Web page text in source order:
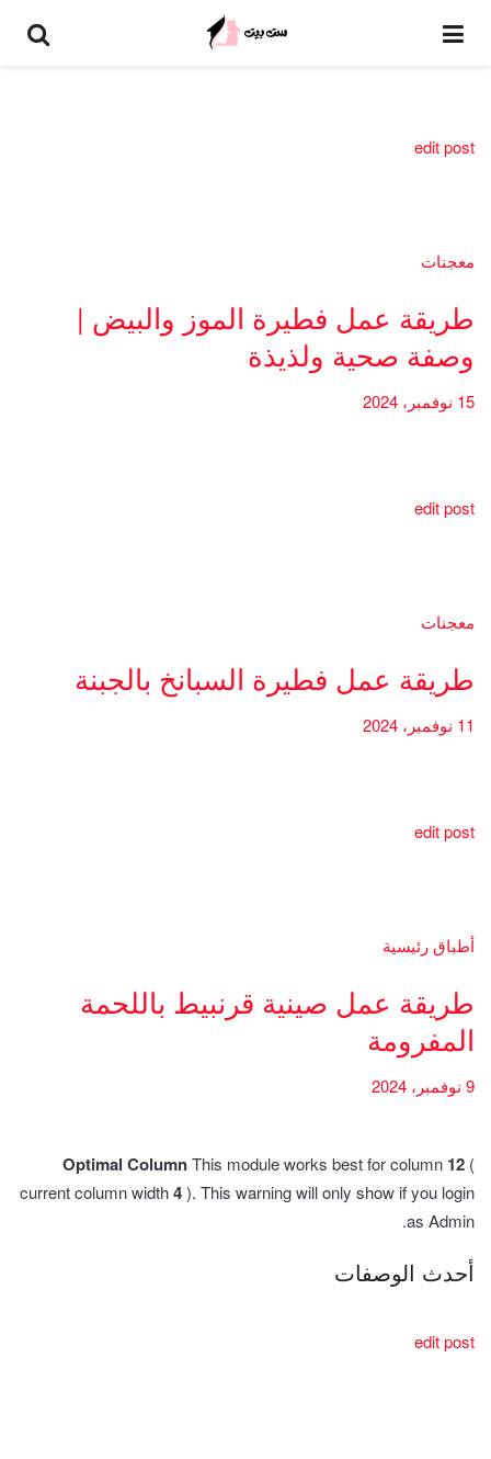
edit post
معجنات
طريقة عمل فطيرة الموز والبيض |
وصفة صحية ولذيذة
15 نوفمبر، 2024
edit post
معجنات
طريقة عمل فطيرة السبانخ بالجبنة
11 نوفمبر، 2024
edit post
أطباق رئيسية
طريقة عمل صينية قرنبيط باللحمة
المفرومة
9 نوفمبر، 2024
Optimal ColumnThis module works best for column 12 (
current column width4). This warning will only show if you login
as Admin.
أحدث الوصفات
edit post